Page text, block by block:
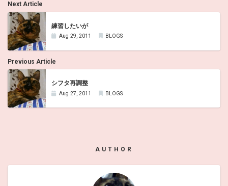
Next Article
練習したいが
Aug 29, 2011 BLOGS
Previous Article
シフタ再調整
Aug 27, 2011 BLOGS
AUTHOR